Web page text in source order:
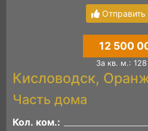
Отправить
12 500
За кв. м.:
Кисловодск,
Часть дома
Кол. ком.: